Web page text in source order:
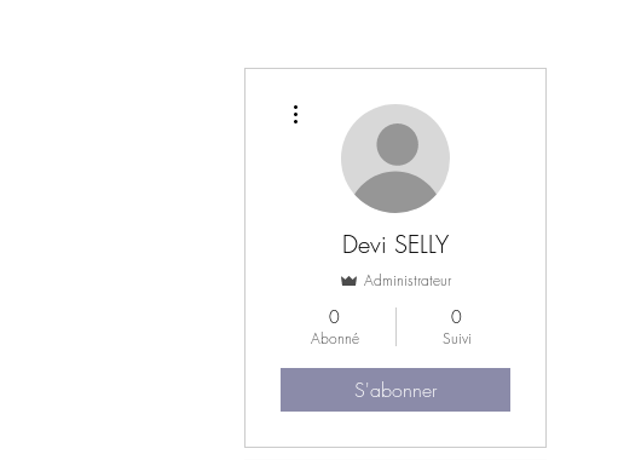
Devi SELLY
Administrateur
0
Abonné
0
Suivi
S'abonner